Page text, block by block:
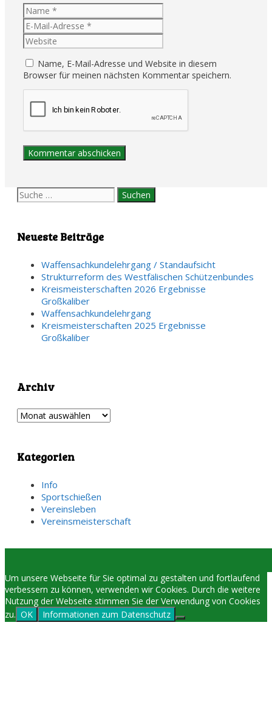
Name, E-Mail-Adresse und Website in diesem
Browser für meinen nächsten Kommentar speichern.
Suche
nach:
Neueste Beiträge
Waffensachkundelehrgang / Standaufsicht
Strukturreform des Westfälischen Schützenbundes
Kreismeisterschaften 2026 Ergebnisse
Großkaliber
Waffensachkundelehrgang
Kreismeisterschaften 2025 Ergebnisse
Großkaliber
Archiv
Archiv
Kategorien
Info
Sportschießen
Vereinsleben
Vereinsmeisterschaft
Um unsere Webseite für Sie optimal zu gestalten und fortlaufend
verbessern zu können, verwenden wir Cookies. Durch die weitere
Nutzung der Webseite stimmen Sie der Verwendung von Cookies
zu. OK Informationen zum Datenschutz